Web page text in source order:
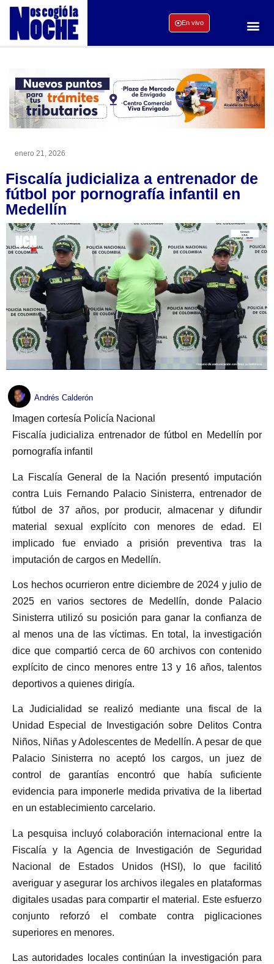
En vivo
enero 21, 2026
Fiscalía judicializa a entrenador de
fútbol por pornografía infantil en
Medellín
Andrés Calderón
Imagen cortesía Policía Nacional
Fiscalía judicializa entrenador de fútbol en Medellín por
pornografía infantil
La Fiscalía General de la Nación presentó imputación
contra Luis Fernando Palacio Sinisterra, entrenador de
fútbol de 37 años, por producir, almacenar y difundir
material sexual explícito con menores de edad. El
implicado fue enviado a prisión preventiva tras la
imputación de cargos en Medellín.
Los hechos ocurrieron entre diciembre de 2024 y julio de
2025 en varios sectores de Medellín, donde Palacio
Sinisterra utilizó su posición para ganar la confianza de
al menos una de las víctimas. En total, la investigación
dice que compartió cerca de 60 archivos con contenido
explícito de cinco menores entre 13 y 16 años, talentos
deportivos a quienes dirigía.
La Judicialidad se realizó mediante una fiscal de la
Unidad Especial de Investigación sobre Delitos Contra
Niños, Niñas y Adolescentes de Medellín. A pesar de que
Palacio Sinisterra no aceptó los cargos, un juez de
control de garantías encontró que había suficiente
evidencia para imponerle medida privativa de la libertad
en un establecimiento carcelario.
La pesquisa incluyó colaboración internacional entre la
Fiscalía y la Agencia de Investigación de Seguridad
Nacional de Estados Unidos (HSI), lo que facilitó
averiguar y asegurar los archivos ilegales en plataformas
digitales usadas para compartir el material. Este esfuerzo
conjunto reforzó el combate contra piglicaciones
superiores en menores.
Las autoridades locales continúan la investigación para